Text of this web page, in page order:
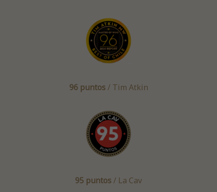
96 puntos/ Tim Atkin
95 puntos/ La Cav